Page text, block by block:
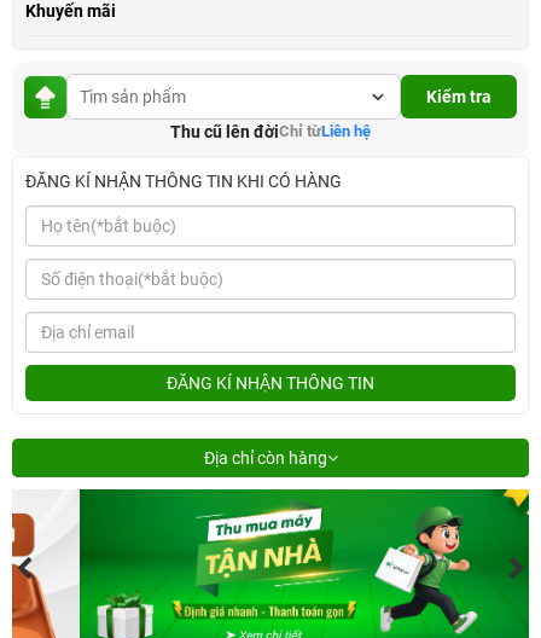
Khuyến mãi
Kiểm tra
Thu cũ lên đờiChỉ từLiên hệ
ĐĂNG KÍ NHẬN THÔNG TIN KHI CÓ HÀNG
ĐĂNG KÍ NHẬN THÔNG TIN
Địa chỉ còn hàng